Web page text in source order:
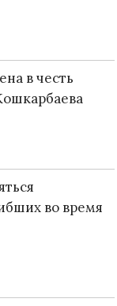
в честь
во время